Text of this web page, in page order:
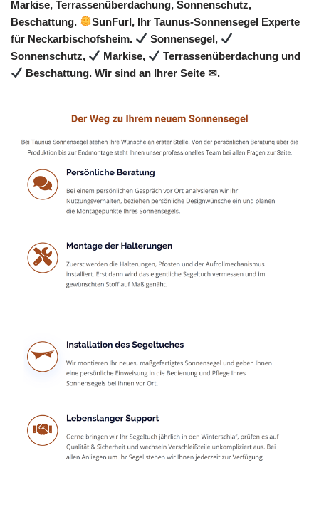
Markise, Terrassenüberdachung, Sonnenschutz,
Beschattung.
SunFurl, Ihr Taunus-Sonnensegel Experte
für Neckarbischofsheim.
Sonnensegel,
Sonnenschutz,
Markise,
Terrassenüberdachung und
Beschattung. Wir sind an Ihrer Seite ✉.